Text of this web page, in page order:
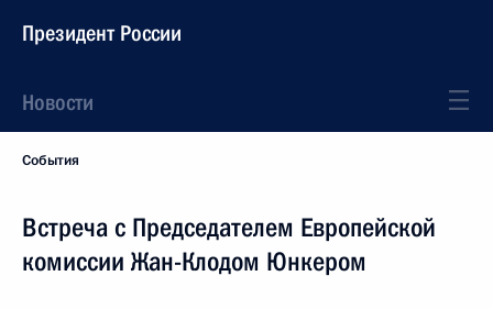
Президент России
Новости
События
Встреча с Председателем Европейской
комиссии Жан-Клодом Юнкером